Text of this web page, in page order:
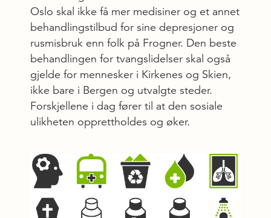
Oslo skal ikke få mer medisiner og et annet
behandlingstilbud for sine depresjoner og
rusmisbruk enn folk på Frogner. Den beste
behandlingen for tvangslidelser skal også
gjelde for mennesker i Kirkenes og Skien,
ikke bare i Bergen og utvalgte steder.
Forskjellene i dag fører til at den sosiale
ulikheten opprettholdes og øker.